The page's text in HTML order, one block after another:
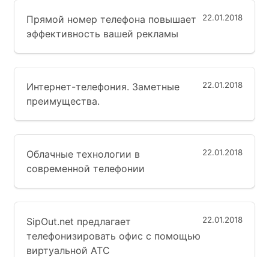
22.01.2018
Прямой номер телефона повышает
эффективность вашей рекламы
22.01.2018
Интернет-телефония. Заметные
преимущества.
22.01.2018
Облачные технологии в
современной телефонии
22.01.2018
SipOut.net предлагает
телефонизировать офис с помощью
виртуальной АТС